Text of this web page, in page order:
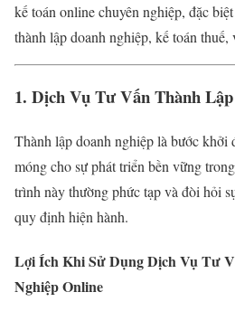
kế toán online chuyên nghiệp, đặc
thành lập doanh nghiệp, kế toán
1. Dịch Vụ Tư Vấn Thành
Thành lập doanh nghiệp là bước khởi
móng cho sự phát triển bền vững
trình này thường phức tạp và đòi hỏi
quy định hiện hành.
Lợi Ích Khi Sử Dụng Dịch Vụ Tư
Nghiệp Online